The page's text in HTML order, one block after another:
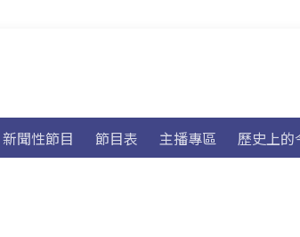
新聞性節目 節目表 主播專區 歷史上的